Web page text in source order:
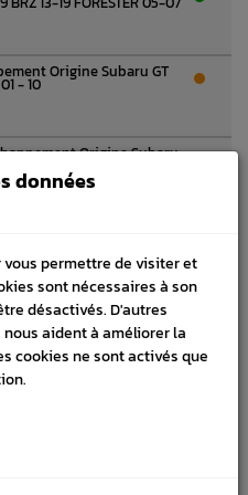
Origine Subaru GT
- 10
Origine Subaru
GT WRX STI
données
permettre de visiter et
sont nécessaires à son
désactivés. D'autres
aident à améliorer la
cookies ne sont activés que